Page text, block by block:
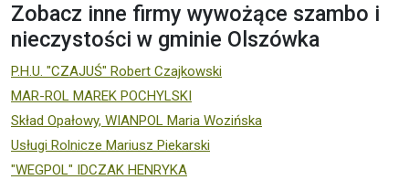
Zobacz inne firmy wywożące szambo i
nieczystości w gminie Olszówka
P.H.U. "CZAJUŚ" Robert Czajkowski
MAR-ROL MAREK POCHYLSKI
Skład Opałowy, WIANPOL Maria Wozińska
Usługi Rolnicze Mariusz Piekarski
"WEGPOL" IDCZAK HENRYKA